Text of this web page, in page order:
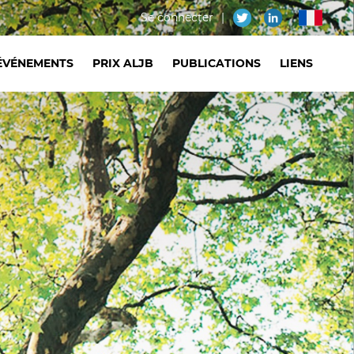
Menu
du
de
l'utilisateur
Se connecter
PRIX ALJB PUBLICATIONS LIENS